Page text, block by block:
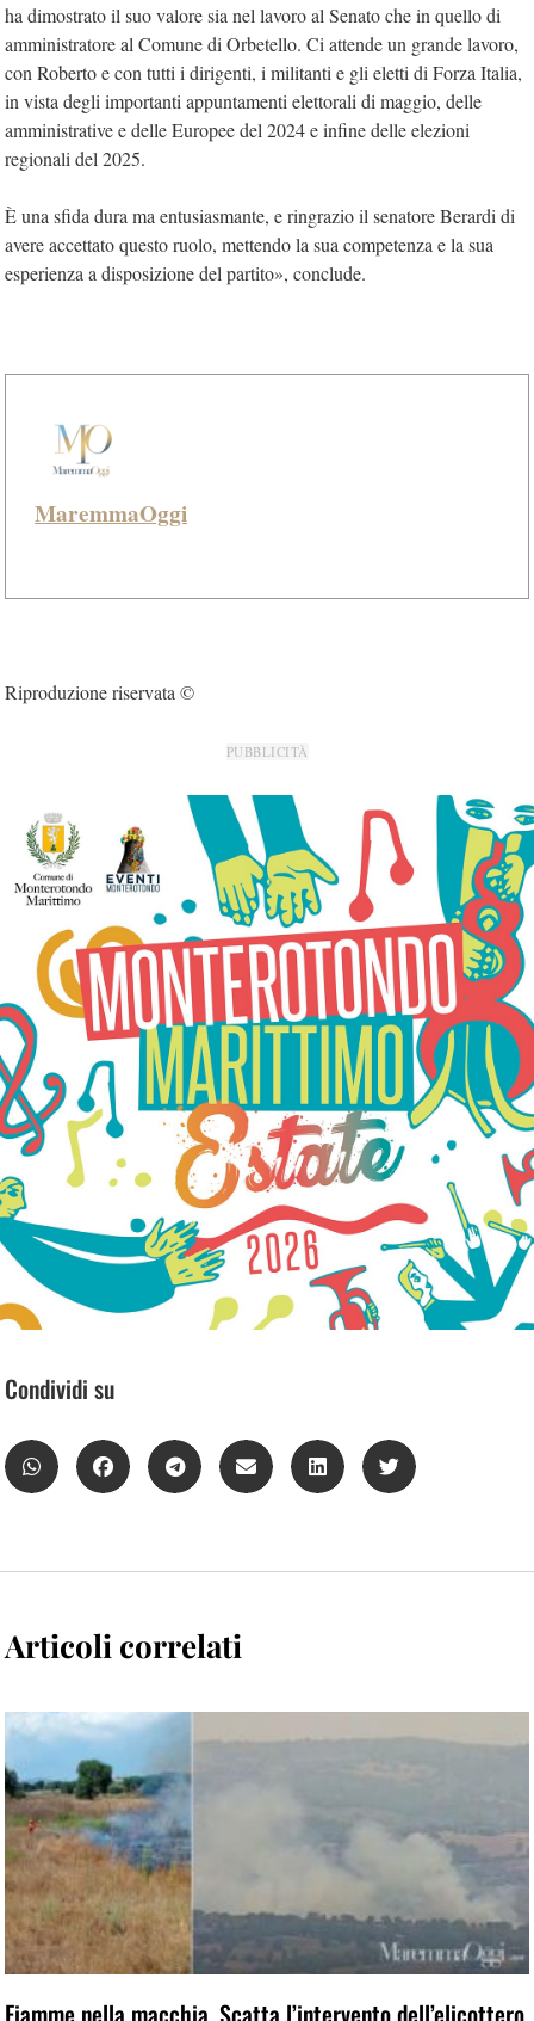
ha dimostrato il suo valore sia nel lavoro al Senato che in quello di
amministratore al Comune di Orbetello. Ci attende un grande lavoro,
con Roberto e con tutti i dirigenti, i militanti e gli eletti di Forza Italia,
in vista degli importanti appuntamenti elettorali di maggio, delle
amministrative e delle Europee del 2024 e infine delle elezioni
regionali del 2025.
È una sfida dura ma entusiasmante, e ringrazio il senatore Berardi di
avere accettato questo ruolo, mettendo la sua competenza e la sua
esperienza a disposizione del partito», conclude.
MaremmaOggi
Riproduzione riservata ©
PUBBLICITÀ
Condividi su
Articoli correlati
Fiamme nella macchia. Scatta l’intervento dell’elicottero